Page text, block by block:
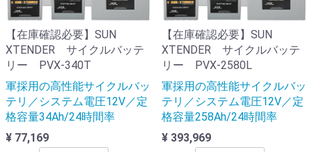
【在庫確認必要】SUN
XTENDER サイクルバッテ
リー PVX-340T
軍採用の高性能サイクルバッ
テリ／システム電圧12V／定
格容量34Ah/24時間率
¥ 77,169
【在庫確認必要】SUN
XTENDER サイクルバッテ
リー PVX-2580L
軍採用の高性能サイクルバッ
テリ／システム電圧12V／定
格容量258Ah/24時間率
¥ 393,969